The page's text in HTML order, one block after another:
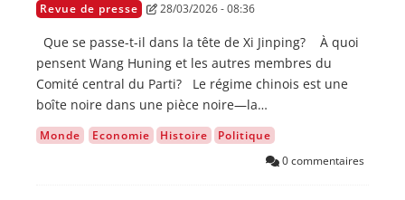
Revue de presse 28/03/2026 - 08:36
Que se passe-t-il dans la tête de Xi Jinping? À quoi
pensent Wang Huning et les autres membres du
Comité central du Parti? Le régime chinois est une
boîte noire dans une pièce noire—la…
Monde Economie Histoire
Politique
0 commentaires